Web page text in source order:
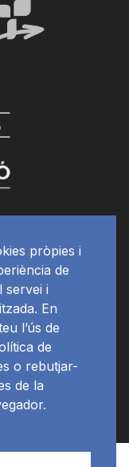
pròpies i
de
servei i
En
l’ús de
de
o rebutjar-
de la